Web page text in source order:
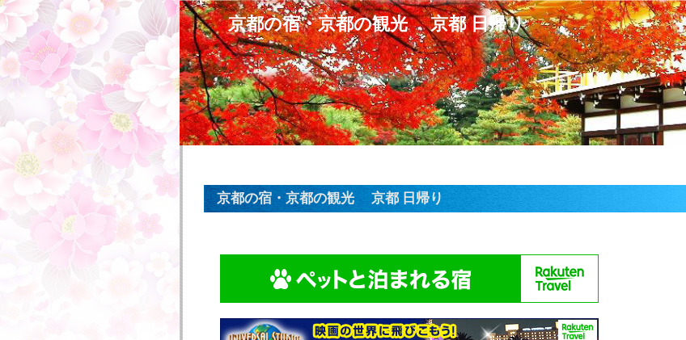
京都の宿・京都の観光 京都 日帰り
そうだ京都へ行こう
京都の宿・京都の観光 京都 日帰り